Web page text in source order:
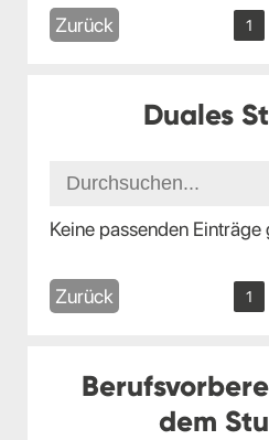
Zurück 1
Duales
Keine passenden Einträge
Zurück 1
dem